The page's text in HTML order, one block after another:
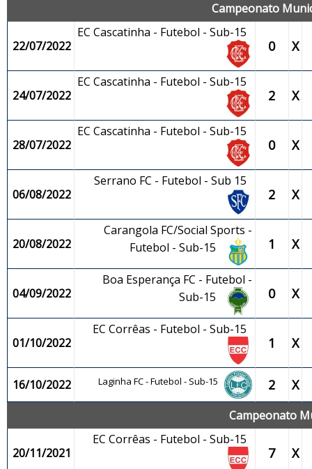
Campeonato
22/07/2022
EC Cascatinha - Futebol - Sub-15
0 X
24/07/2022
EC Cascatinha - Futebol - Sub-15
2 X
28/07/2022
EC Cascatinha - Futebol - Sub-15
0 X
06/08/2022
Serrano FC - Futebol - Sub 15
2 X
20/08/2022
Carangola FC/Social Sports -
Futebol - Sub-15
1 X
04/09/2022
Boa Esperança FC - Futebol -
Sub-15
0 X
01/10/2022
EC Corrêas - Futebol - Sub-15
1 X
16/10/2022 Laginha FC - Futebol - Sub-15 2 X
Campeonato
20/11/2021
EC Corrêas - Futebol - Sub-15
7 X